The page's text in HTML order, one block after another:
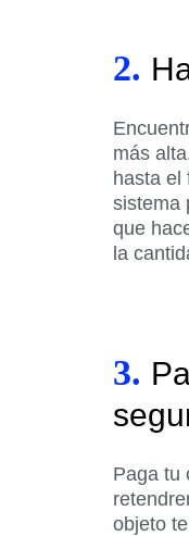
2.
más
hasta el
sistema
que
la
3.
Paga tu
objeto